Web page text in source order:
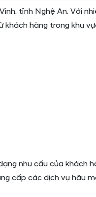
tỉnh Nghệ An. Với
khách hàng trong khu
nhu cầu của khách
cấp các dịch vụ hậu